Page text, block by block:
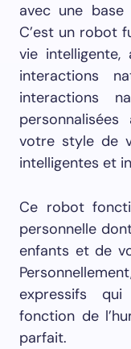
avec une base
C’est un robot
vie
interactions
interactions
votre style de
intelligentes et
Ce robot
personnelle
enfants et de
expressifs
fonction de
parfait.